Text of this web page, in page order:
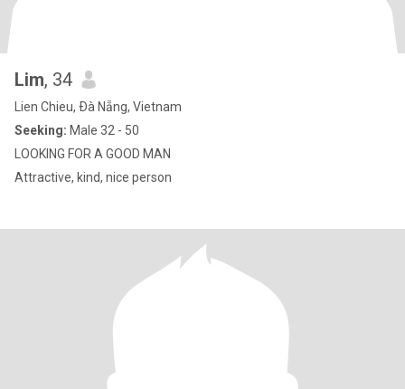
Lim, 34
Lien Chieu, Ðà Nẵng, Vietnam
Seeking: Male 32 - 50
LOOKING FOR A GOOD MAN
Attractive, kind, nice person